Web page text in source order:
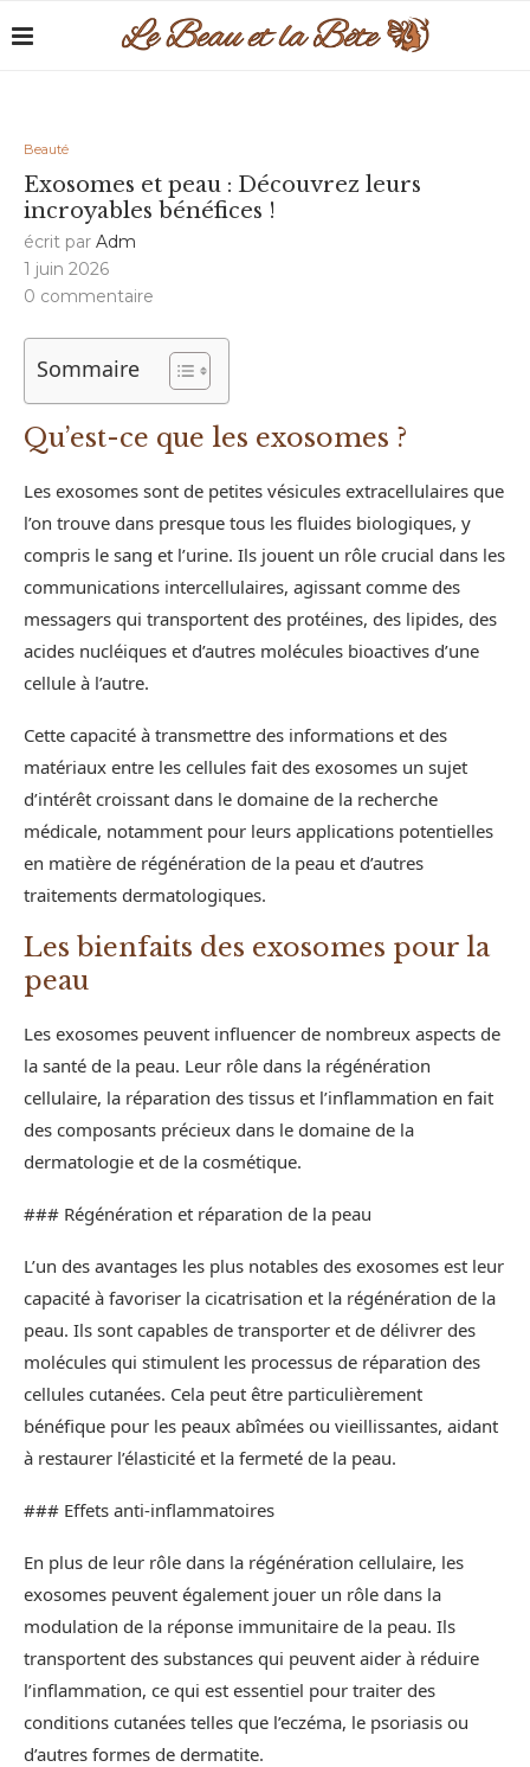
Beauté
Exosomes et peau : Découvrez leurs
incroyables bénéfices !
écrit par Adm
1 juin 2026
0 commentaire
Sommaire
Qu’est-ce que les exosomes ?
Les exosomes sont de petites vésicules extracellulaires que
l’on trouve dans presque tous les fluides biologiques, y
compris le sang et l’urine. Ils jouent un rôle crucial dans les
communications intercellulaires, agissant comme des
messagers qui transportent des protéines, des lipides, des
acides nucléiques et d’autres molécules bioactives d’une
cellule à l’autre.
Cette capacité à transmettre des informations et des
matériaux entre les cellules fait des exosomes un sujet
d’intérêt croissant dans le domaine de la recherche
médicale, notamment pour leurs applications potentielles
en matière de régénération de la peau et d’autres
traitements dermatologiques.
Les bienfaits des exosomes pour la
peau
Les exosomes peuvent influencer de nombreux aspects de
la santé de la peau. Leur rôle dans la régénération
cellulaire, la réparation des tissus et l’inflammation en fait
des composants précieux dans le domaine de la
dermatologie et de la cosmétique.
### Régénération et réparation de la peau
L’un des avantages les plus notables des exosomes est leur
capacité à favoriser la cicatrisation et la régénération de la
peau. Ils sont capables de transporter et de délivrer des
molécules qui stimulent les processus de réparation des
cellules cutanées. Cela peut être particulièrement
bénéfique pour les peaux abîmées ou vieillissantes, aidant
à restaurer l’élasticité et la fermeté de la peau.
### Effets anti-inflammatoires
En plus de leur rôle dans la régénération cellulaire, les
exosomes peuvent également jouer un rôle dans la
modulation de la réponse immunitaire de la peau. Ils
transportent des substances qui peuvent aider à réduire
l’inflammation, ce qui est essentiel pour traiter des
conditions cutanées telles que l’eczéma, le psoriasis ou
d’autres formes de dermatite.